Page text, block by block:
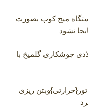
میخ کوب بصورت
نشود
جوشکاری گلمیخ با
ریزی